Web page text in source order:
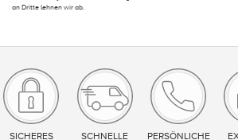
an Dritte lehnen wir ab.
SICHERES
SCHNELLE
PERSÖNLICHE